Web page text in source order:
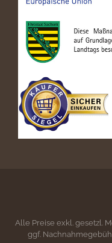
Alle Preise exkl. gesetzl.
ggf.